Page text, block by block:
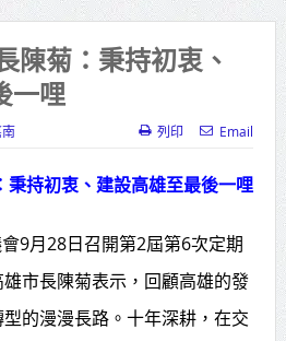
！萬大線動態測試
視察
園區產業設施公共
機會
中心」市長陳其
陳菊：秉持初衷、
一哩
列印 Email
秉持初衷、建設高雄至最後一哩
月28日召開第2屆第6次定期
市長陳菊表示，回顧高雄的發
的漫漫長路。十年深耕，在交